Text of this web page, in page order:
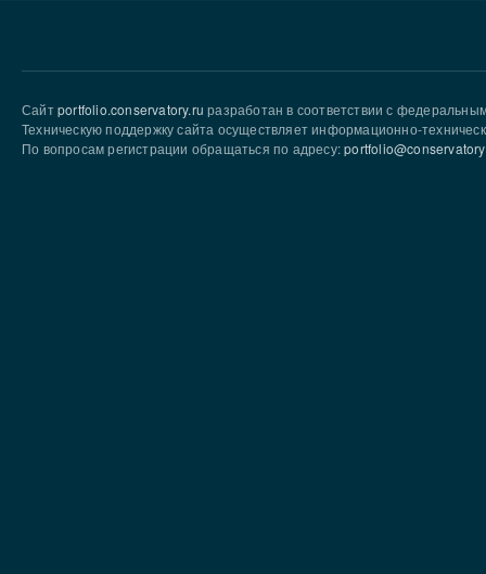
Сайтportfolio.conservatory.ru разработан в соответствии с
Техническую поддержку сайта осуществляет информационно-
По вопросам регистрации обращаться по адресу: